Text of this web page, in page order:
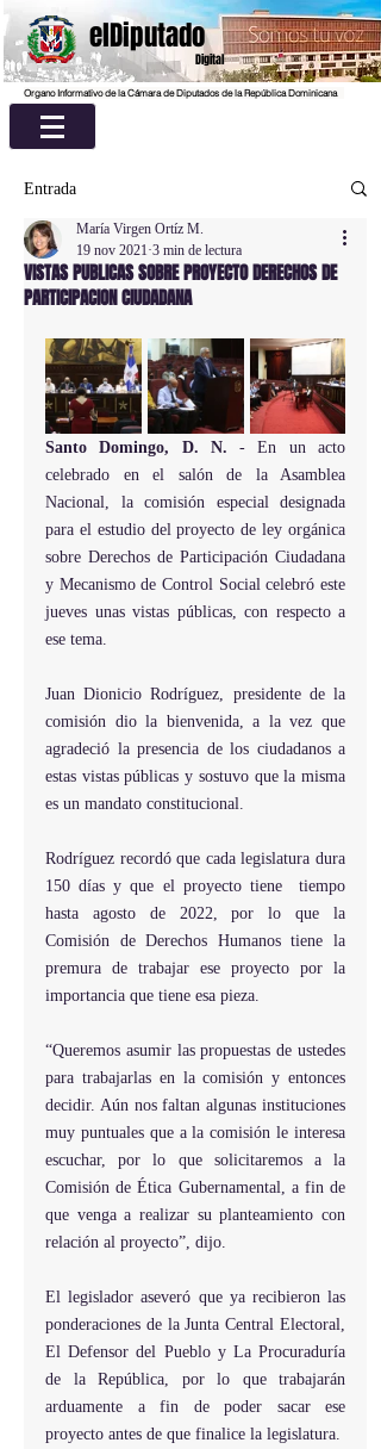
elDiputado
Digital
Organo Informativo de la Cámara de Diputados de la República Dominicana
Entrada
VISTAS PUBLICAS SOBRE PROYECTO DERECHOS DE
PARTICIPACION CIUDADANA
María Virgen Ortíz M.
19 nov 2021 3 min de lectura
Santo Domingo, D. N. - En un acto
celebrado en el salón de la Asamblea
Nacional, la comisión especial designada
para el estudio del proyecto de ley orgánica
sobre Derechos de Participación Ciudadana
y Mecanismo de Control Social celebró este
jueves unas vistas públicas, con respecto a
ese tema.
Juan Dionicio Rodríguez, presidente de la
comisión dio la bienvenida, a la vez que
agradeció la presencia de los ciudadanos a
estas vistas públicas y sostuvo que la misma
es un mandato constitucional.
Rodríguez recordó que cada legislatura dura
150 días y que el proyecto tiene  tiempo
hasta agosto de 2022, por lo que la
Comisión de Derechos Humanos tiene la
premura de trabajar ese proyecto por la
importancia que tiene esa pieza.
“Queremos asumir las propuestas de ustedes
para trabajarlas en la comisión y entonces
decidir. Aún nos faltan algunas instituciones
muy puntuales que a la comisión le interesa
escuchar, por lo que solicitaremos a la
Comisión de Ética Gubernamental, a fin de
que venga a realizar su planteamiento con
relación al proyecto”, dijo.
El legislador aseveró que ya recibieron las
ponderaciones de la Junta Central Electoral,
El Defensor del Pueblo y La Procuraduría
de la República, por lo que trabajarán
arduamente a fin de poder sacar ese
proyecto antes de que finalice la legislatura.